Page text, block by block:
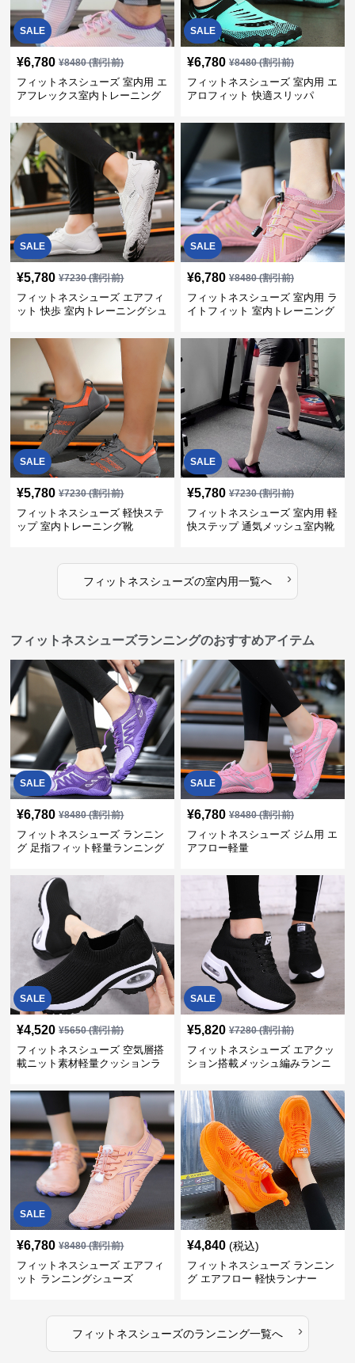
SALE
¥6,780 ¥8480(割引前)
フィットネスシューズ 室内用 エ
アフレックス室内トレーニング
SALE
¥6,780 ¥8480(割引前)
フィットネスシューズ 室内用 エ
アロフィット 快適スリッパ
SALE
¥5,780 ¥7230(割引前)
フィットネスシューズ エアフィ
ット 快歩 室内トレーニングシュ
SALE
¥6,780 ¥8480(割引前)
フィットネスシューズ 室内用 ラ
イトフィット 室内トレーニング
SALE
¥5,780 ¥7230(割引前)
フィットネスシューズ 軽快ステ
ップ 室内トレーニング靴
SALE
¥5,780 ¥7230(割引前)
フィットネスシューズ 室内用 軽
快ステップ 通気メッシュ室内靴
フィットネスシューズの室内用一覧へ ›
フィットネスシューズランニングのおすすめアイテム
SALE
¥6,780 ¥8480(割引前)
フィットネスシューズ ランニン
グ 足指フィット軽量ランニング
SALE
¥6,780 ¥8480(割引前)
フィットネスシューズ ジム用 エ
アフロー軽量
SALE
¥4,520 ¥5650(割引前)
フィットネスシューズ 空気層搭
載ニット素材軽量クッションラ
SALE
¥5,820 ¥7280(割引前)
フィットネスシューズ エアクッ
ション搭載メッシュ編みランニ
SALE
¥6,780 ¥8480(割引前)
フィットネスシューズ エアフィ
ット ランニングシューズ
¥4,840 (税込)
フィットネスシューズ ランニン
グ エアフロー 軽快ランナー
フィットネスシューズのランニング一覧へ ›